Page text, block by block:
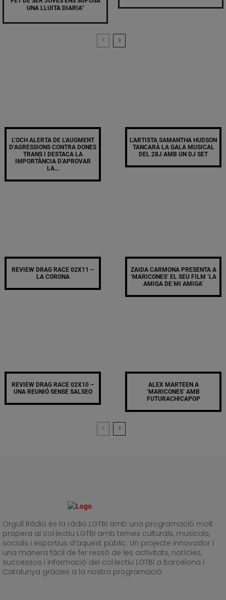
UNA LLUITA DIARIA”
L’OCH ALERTA DE L’AUGMENT
D’AGRESSIONS CONTRA DONES
TRANS I DESTACA LA
IMPORTÀNCIA D’APROVAR
LA...
L’ARTISTA SAMANTHA HUDSON
TANCARÀ LA GALA MUSICAL
DEL 28J AMB UN DJ SET
REVIEW DRAG RACE 02X11 –
LA CORONA
ZAIDA CARMONA PRESENTA A
‘MARICONES’ EL SEU FILM ‘LA
AMIGA DE MI AMIGA’
REVIEW DRAG RACE 02X10 –
UNA REUNIÓ SENSE SALSEO
ALEX MARTEEN A
‘MARICONES’ AMB
FUTURACHICAPOP
Orgull Ràdio és la ràdio LGTBI amb una programació molt
propera al col·lectiu LGTBI amb temes culturals, musicals,
socials i esportius d’aquest públic. Un projecte innovador i
una manera fàcil de fer ressò de les activitats, notícies,
successos i informació del col·lectiu LGTBI a Barcelona i
Catalunya gràcies a la nostra programació.